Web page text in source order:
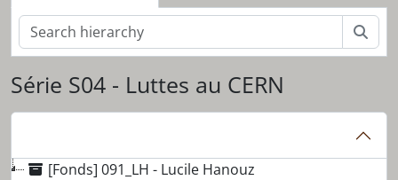
Série S04 - Luttes au CERN
[Fonds] 091_LH - Lucile Hanouz